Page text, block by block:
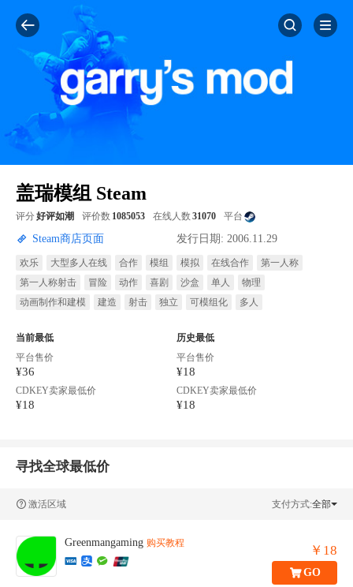
盖瑞模组 Steam
评分好评如潮 评价数 1085053 在线人数 31070 平台
Steam商店页面 发行日期: 2006.11.29
欢乐 大型多人在线 合作 模组 模拟 在线合作
第一人称
第一人称射击
冒险 动作 喜剧 沙盒 单人
物理
动画制作和建模
建造 射击 独立 可模组化 多人
当前最低
平台售价
¥36
CDKEY卖家最低价
¥18
历史最低
平台售价
¥18
CDKEY卖家最低价
¥18
寻找全球最低价
激活区域 支付方式:全部
Greenmangaming 购买教程 ￥18
GO